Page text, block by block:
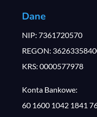
Dane
NIP: 7361720570
REGON:
KRS: 0000577978
Konta Bankowe:
60 1600 1042 1841